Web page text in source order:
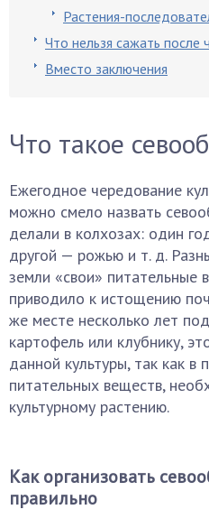
Растения-
Что нельзя сажать после
Вместо заключения
Что такое
Ежегодное чередование
можно смело назвать
делали в колхозах: один
другой — рожью и т. д.
земли «свои» питательные
приводило к истощению
же месте несколько лет
картофель или клубнику,
данной культуры, так как в
питательных веществ,
культурному растению.
Как организовать
правильно